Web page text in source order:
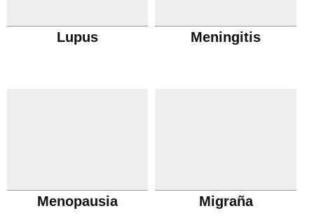
Lupus Meningitis
Menopausia Migraña